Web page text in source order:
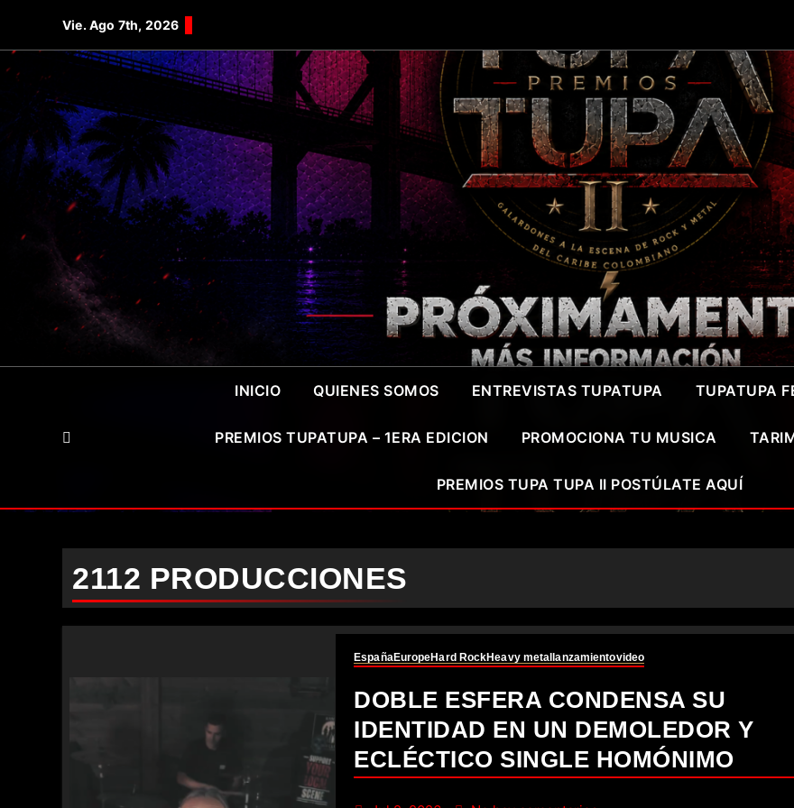
Vie. Ago 7th, 2026
INICIO QUIENES SOMOS ENTREVISTAS TUPATUPA TUPATUPA
PREMIOS TUPATUPA – 1ERA EDICION PROMOCIONA TU MUSICA
PREMIOS TUPA TUPA II POSTÚLATE AQUÍ
2112 PRODUCCIONES
EspañaEuropeHard RockHeavy metal lanzamientovideo
DOBLE ESFERA CONDENSA SU
IDENTIDAD EN UN DEMOLEDOR Y
ECLÉCTICO SINGLE HOMÓNIMO